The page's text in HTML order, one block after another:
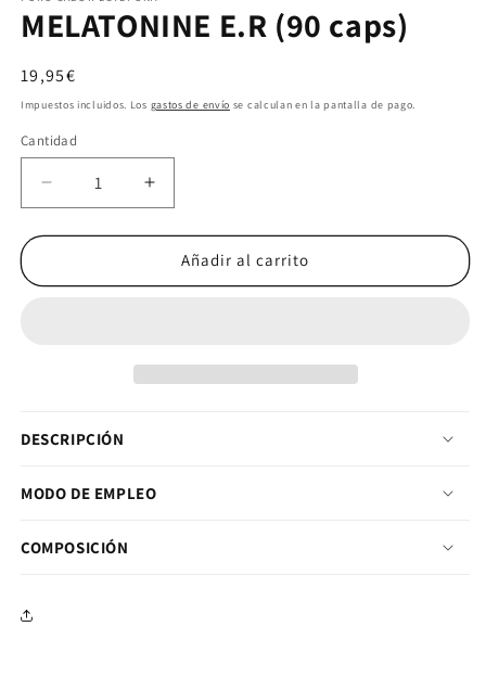
MELATONINE E.R (90 caps)
Precio habitual
19,95€
Impuestos incluidos. Los gastos de envío se calculan en la pantalla de pago.
Cantidad
Cantidad
Reducir cantidad para MELATONINE E.R (90
Aumentar cantidad para
Añadir al carrito
DESCRIPCIÓN
MODO DE EMPLEO
COMPOSICIÓN